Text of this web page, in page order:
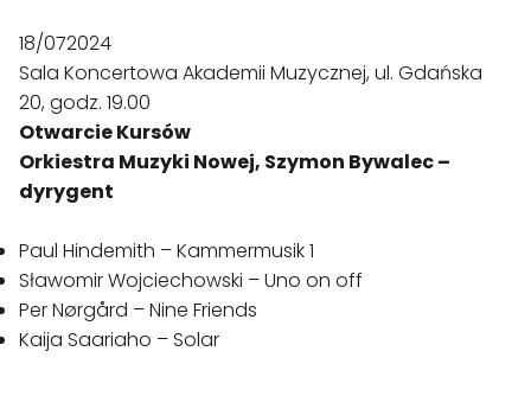
18/072024
Sala Koncertowa Akademii Muzycznej, ul. Gdańska
20, godz. 19.00
Otwarcie Kursów
Orkiestra Muzyki Nowej, Szymon Bywalec –
dyrygent
Paul Hindemith – Kammermusik 1
Sławomir Wojciechowski – Uno on off
Per Nørgård – Nine Friends
Kaija Saariaho – Solar